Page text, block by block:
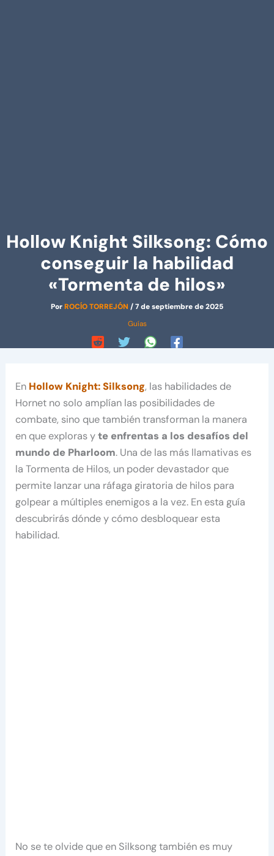
Hollow Knight Silksong: Cómo
conseguir la habilidad
«Tormenta de hilos»
PorROCÍO TORREJÓN /7 de septiembre de 2025
Guías
En Hollow Knight: Silksong, las habilidades de
Hornet no solo amplían las posibilidades de
combate, sino que también transforman la manera
en que exploras yte enfrentas a los desafíos del
mundo de Pharloom. Una de las más llamativas es
la Tormenta de Hilos, un poder devastador que
permite lanzar una ráfaga giratoria de hilos para
golpear a múltiples enemigos a la vez. En esta guía
descubrirás dónde y cómo desbloquear esta
habilidad.
No se te olvide que en Silksong también es muy